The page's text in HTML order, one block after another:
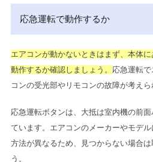
応急運転で動作するか
エアコンが動かないときはまず、本体
動作するか確認しましょう。 応急運転
コンの受光部やリモコンの故障が考えら
応急運転ボタンは、大抵は室内機の前
ています。エアコンのメーカーやモデ
方法が異なるため、見つからない場合
う。